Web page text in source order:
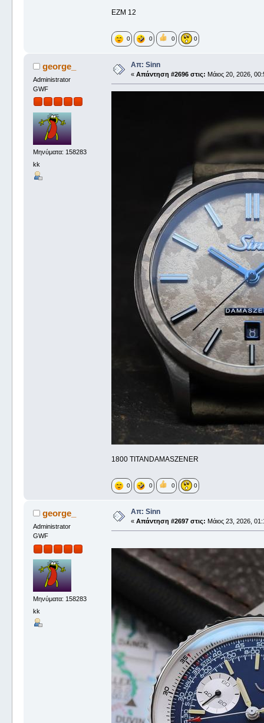
EZM 12
0 0 0 0
george_
Administrator
GWF
Μηνύματα: 158283
kk
Απ: Sinn
« Απάντηση #2696 στις: Μάιος 20, 2026,
1800 TITANDAMASZENER
0 0 0 0
george_
Administrator
GWF
Μηνύματα: 158283
kk
Απ: Sinn
« Απάντηση #2697 στις: Μάιος 23, 2026,